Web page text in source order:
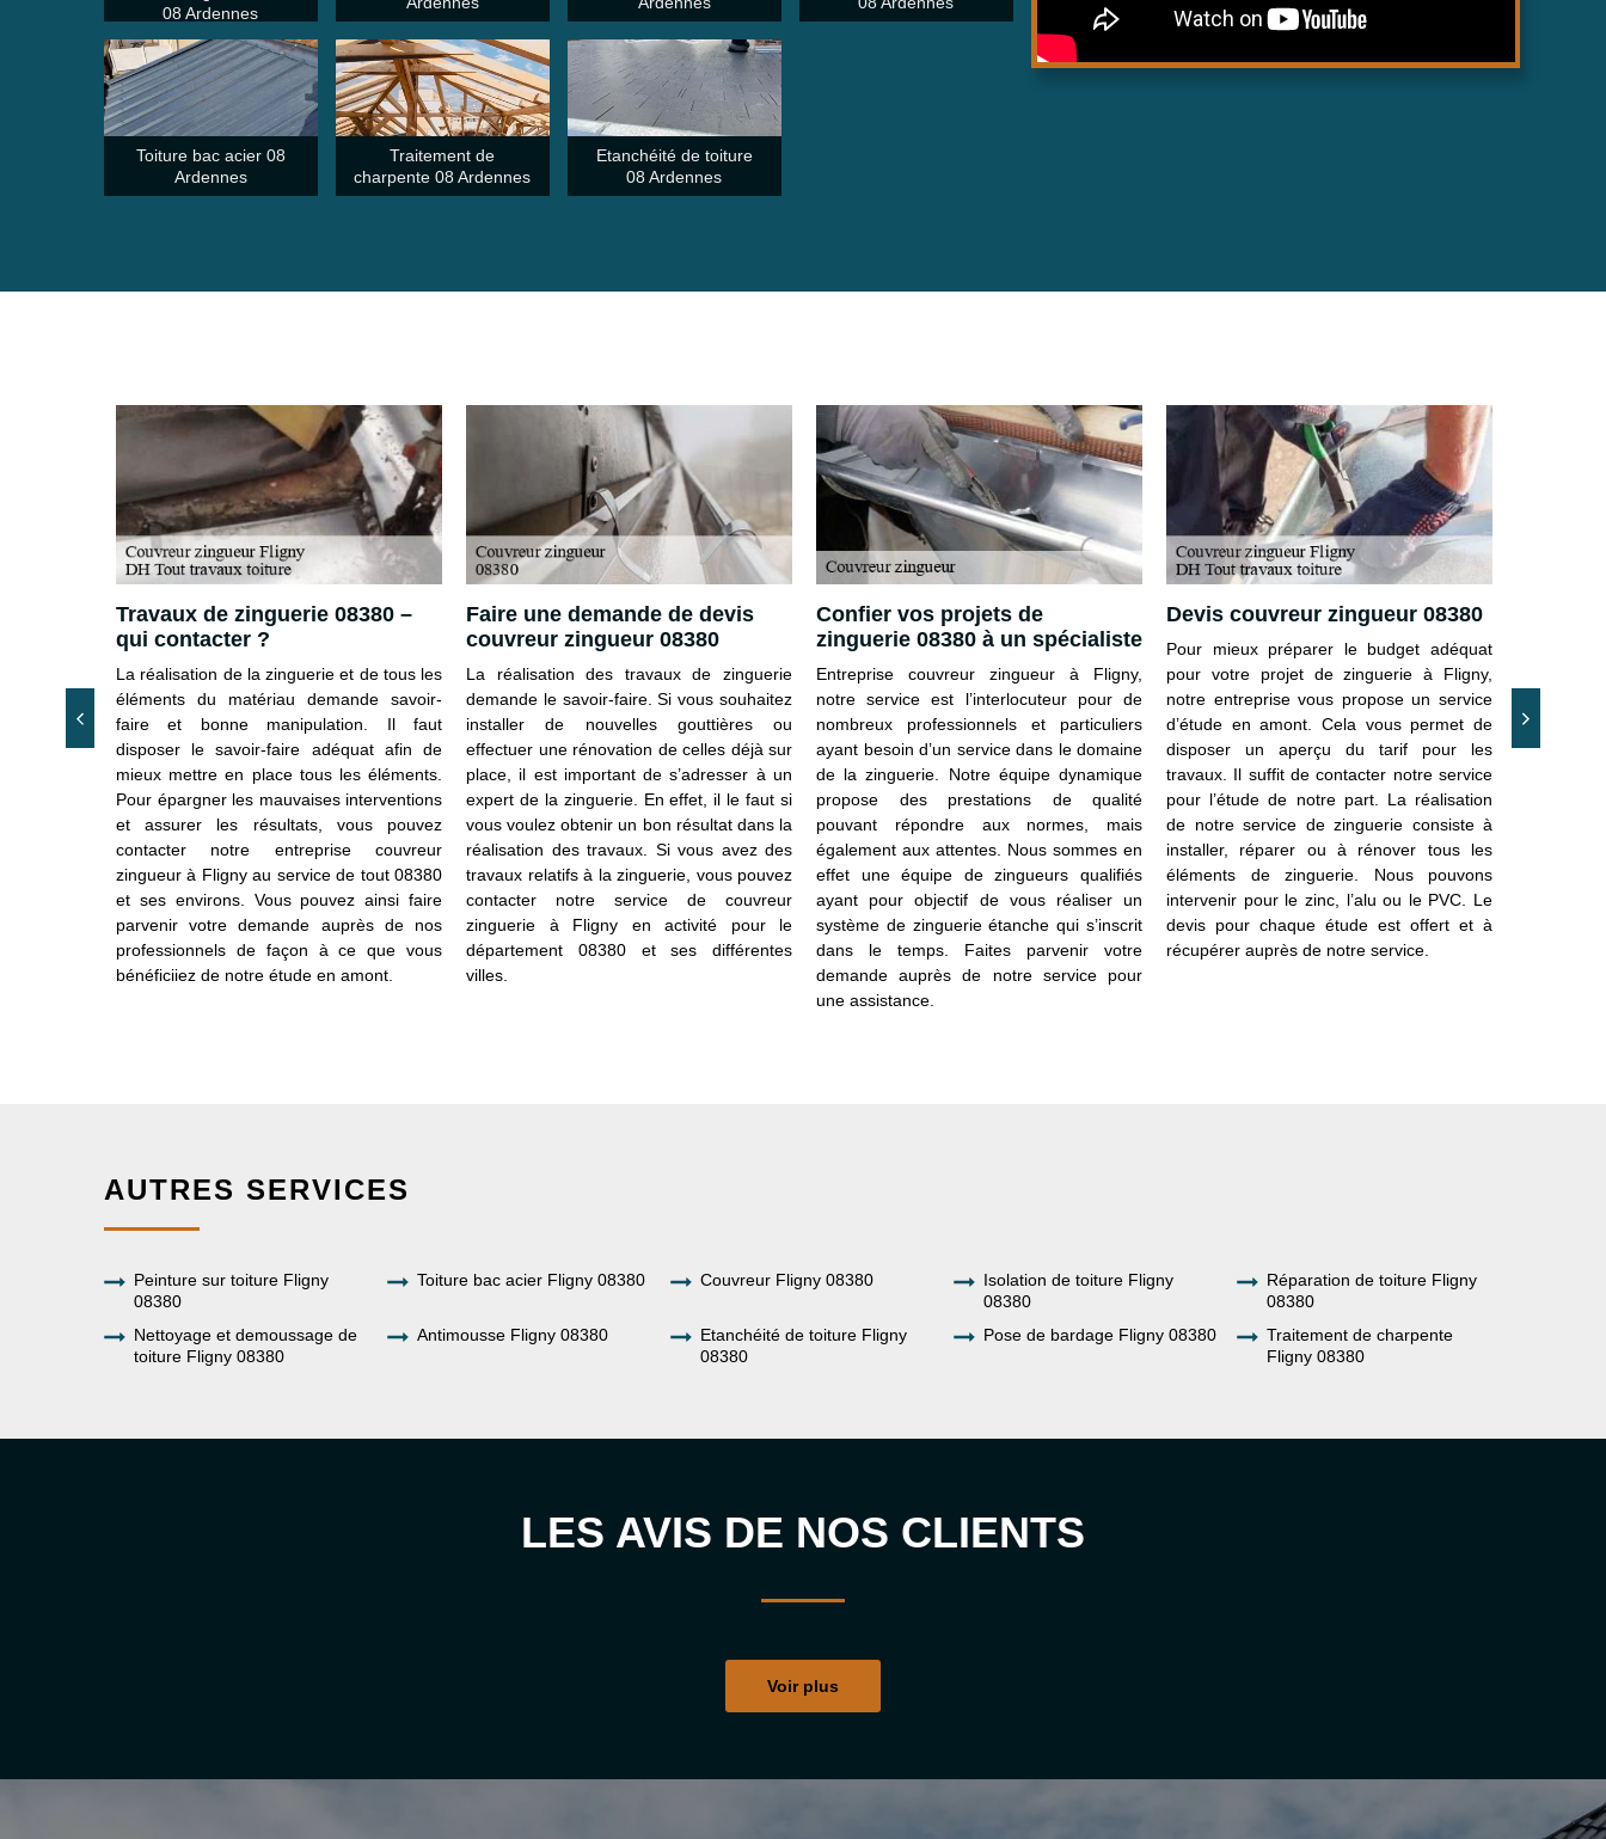
08 Ardennes
Toiture bac acier 08
Ardennes
Traitement de
charpente 08 Ardennes
Etanchéité de toiture
08 Ardennes
effet un
Travaux de zinguerie 08380 –
qui contacter ?
La réalisation de la zinguerie et de tous les
éléments du matériau demande savoir-
faire et bonne manipulation. Il faut
disposer le savoir-faire adéquat afin de
mieux mettre en place tous les éléments.
Pour épargner les mauvaises interventions
et assurer les résultats, vous pouvez
contacter notre entreprise couvreur
zingueur à Fligny au service de tout 08380
et ses environs. Vous pouvez ainsi faire
parvenir votre demande auprès de nos
professionnels de façon à ce que vous
bénéficiiez de notre étude en amont.
Faire une demande de devis
couvreur zingueur 08380
La réalisation des travaux de zinguerie
demande le savoir-faire. Si vous souhaitez
installer de nouvelles gouttières ou
effectuer une rénovation de celles déjà sur
place, il est important de s’adresser à un
expert de la zinguerie. En effet, il le faut si
vous voulez obtenir un bon résultat dans la
réalisation des travaux. Si vous avez des
travaux relatifs à la zinguerie, vous pouvez
contacter notre service de couvreur
zinguerie à Fligny en activité pour le
département 08380 et ses différentes
villes.
Confier vos projets de
zinguerie 08380 à un spécialiste
Entreprise couvreur zingueur à Fligny,
notre service est l’interlocuteur pour de
nombreux professionnels et particuliers
ayant besoin d’un service dans le domaine
de la zinguerie. Notre équipe dynamique
propose des prestations de qualité
pouvant répondre aux normes, mais
également aux attentes. Nous sommes en
effet une équipe de zingueurs qualifiés
ayant pour objectif de vous réaliser un
système de zinguerie étanche qui s’inscrit
dans le temps. Faites parvenir votre
demande auprès de notre service pour
une assistance.
Devis couvreur zingueur 08380
Pour mieux préparer le budget adéquat
pour votre projet de zinguerie à Fligny,
notre entreprise vous propose un service
d’étude en amont. Cela vous permet de
disposer un aperçu du tarif pour les
travaux. Il suffit de contacter notre service
pour l’étude de notre part. La réalisation
de notre service de zinguerie consiste à
installer, réparer ou à rénover tous les
éléments de zinguerie. Nous pouvons
intervenir pour le zinc, l’alu ou le PVC. Le
devis pour chaque étude est offert et à
récupérer auprès de notre service.
des
équipe
AUTRES SERVICES
Peinture sur toiture Fligny
08380
Toiture bac acier Fligny 08380 Couvreur Fligny 08380
Isolation de toiture Fligny
08380
Réparation de toiture Fligny
08380
Nettoyage et demoussage de
toiture Fligny 08380
Antimousse Fligny 08380
Etanchéité de toiture Fligny
08380
Pose de bardage Fligny 08380
Traitement de charpente
Fligny 08380
LES AVIS DE NOS CLIENTS
Voir plus